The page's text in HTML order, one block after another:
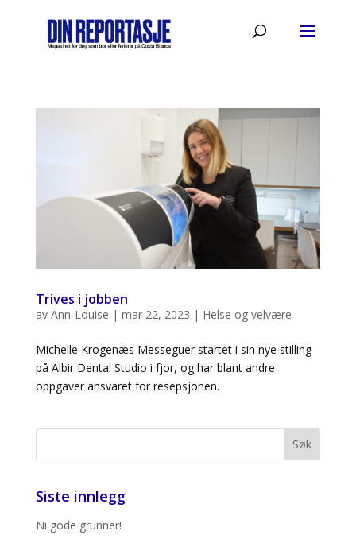
Trives i jobben
av Ann-Louise | mar 22, 2023 | Helse og velvære
Michelle Krogenæs Messeguer startet i sin nye stilling
på Albir Dental Studio i fjor, og har blant andre
oppgaver ansvaret for resepsjonen.
Siste innlegg
Ni gode grunner!